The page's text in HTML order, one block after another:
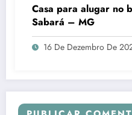
Casa para alugar no
Sabará – MG
16 De Dezembro De